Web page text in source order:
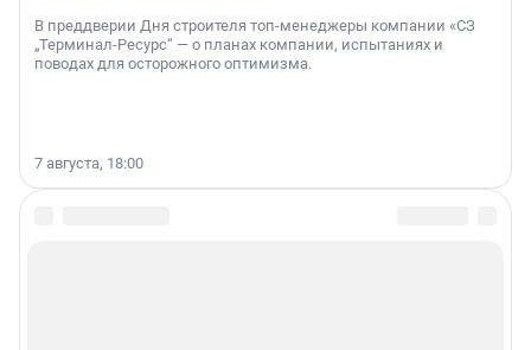
В преддверии Дня строителя топ-менеджеры компании «СЗ
„Терминал-Ресурс“ — о планах компании, испытаниях и
поводах для осторожного оптимизма.
7 августа, 18:00